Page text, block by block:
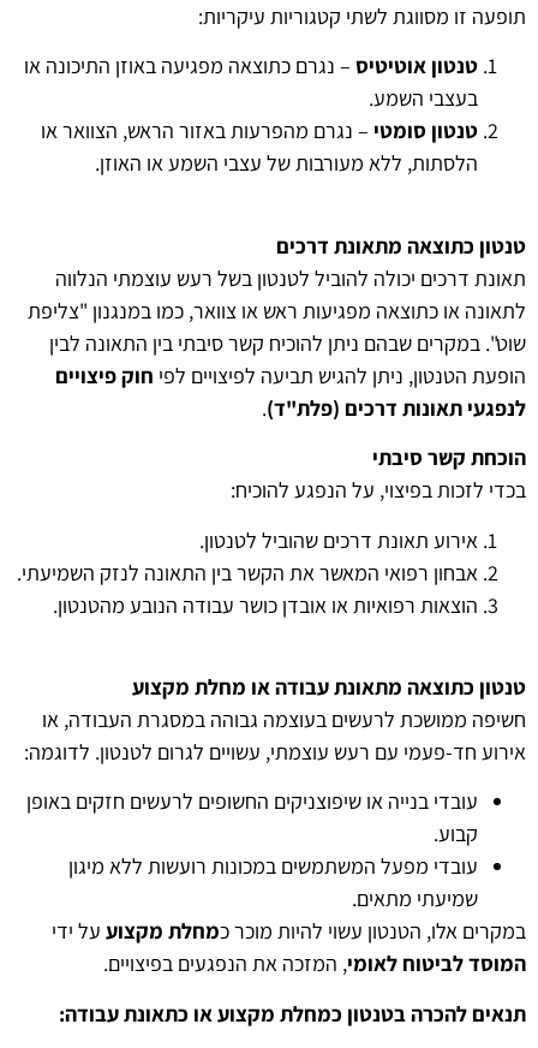
תופעה זו מסווגת לשתי קטגוריות עיקריות:
טנטון אוטיטיס – נגרם כתוצאה מפגיעה באוזן התיכונה או
בעצבי השמע.
טנטון סומטי – נגרם מהפרעות באזור הראש, הצוואר או
הלסתות, ללא מעורבות של עצבי השמע או האוזן.
טנטון כתוצאה מתאונת דרכים
תאונת דרכים יכולה להוביל לטנטון בשל רעש עוצמתי הנלווה
לתאונה או כתוצאה מפגיעות ראש או צוואר, כמו במנגנון "צליפת
שוט". במקרים שבהם ניתן להוכיח קשר סיבתי בין התאונה לבין
הופעת הטנטון, ניתן להגיש תביעה לפיצויים לפי חוק פיצויים
לנפגעי תאונות דרכים (פלת"ד).
הוכחת קשר סיבתי
בכדי לזכות בפיצוי, על הנפגע להוכיח:
אירוע תאונת דרכים שהוביל לטנטון.
אבחון רפואי המאשר את הקשר בין התאונה לנזק השמיעתי.
הוצאות רפואיות או אובדן כושר עבודה הנובע מהטנטון.
טנטון כתוצאה מתאונת עבודה או מחלת מקצוע
חשיפה ממושכת לרעשים בעוצמה גבוהה במסגרת העבודה, או
אירוע חד-פעמי עם רעש עוצמתי, עשויים לגרום לטנטון. לדוגמה:
עובדי בנייה או שיפוצניקים החשופים לרעשים חזקים באופן
קבוע.
עובדי מפעל המשתמשים במכונות רועשות ללא מיגון
שמיעתי מתאים.
במקרים אלו, הטנטון עשוי להיות מוכר כמחלת מקצוע על ידי
המוסד לביטוח לאומי, המזכה את הנפגעים בפיצויים.
תנאים להכרה בטנטון כמחלת מקצוע או כתאונת עבודה: